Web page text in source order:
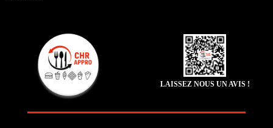
LAISSEZ NOUS UN AVIS !